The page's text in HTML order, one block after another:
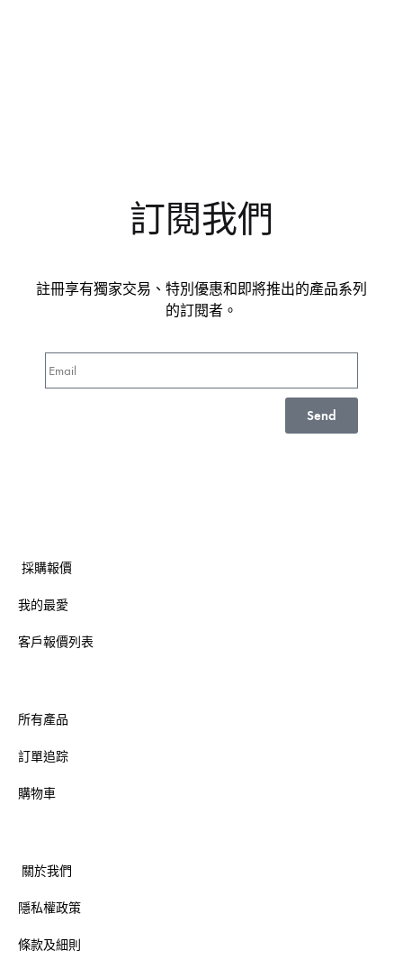
訂閱我們
註冊享有獨家交易、特別優惠和即將推出的產品系列
的訂閱者。
Send
採購報價
我的最愛
客戶報價列表
所有產品
訂單追踪
購物車
關於我們
隱私權政策
條款及細則